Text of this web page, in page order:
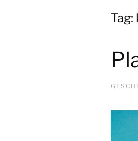
Tag: